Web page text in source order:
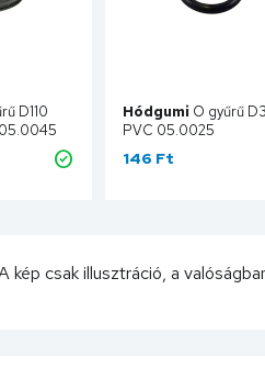
D110
Hódgumi O gyűrű
PVC 05.0025
146 Ft
csak illusztráció, a